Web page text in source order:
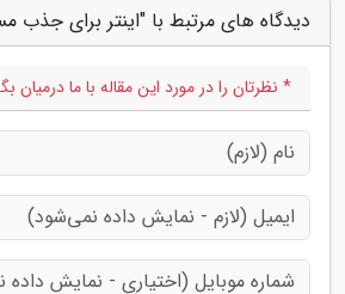
دیدگاه های مرتبط با "اینتر برای جذب
* نظرتان را در مورد این مقاله با ما درمیان